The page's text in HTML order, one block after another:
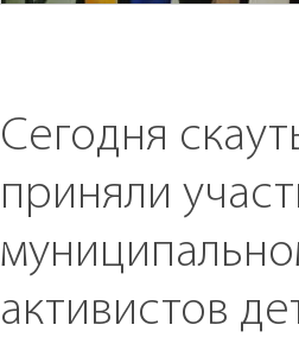
Сегодня
приняли
активистов